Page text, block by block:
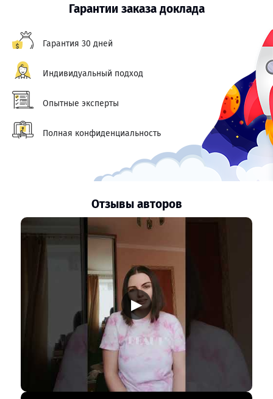
Гарантии заказа доклада
Гарантия 30 дней
Индивидуальный подход
Опытные эксперты
Полная конфиденциальность
Отзывы авторов
▶